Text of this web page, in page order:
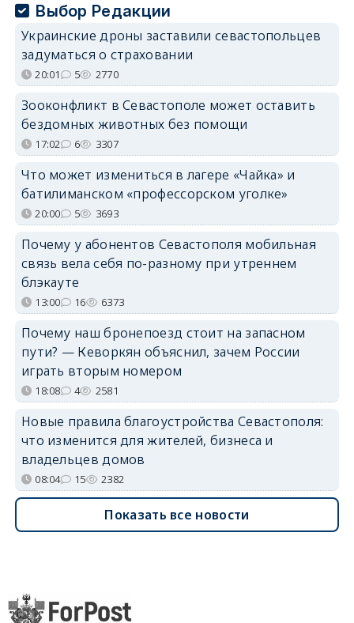
Выбор Редакции
Украинские дроны заставили севастопольцев
задуматься о страховании
20:01 5 2770
Зооконфликт в Севастополе может оставить
бездомных животных без помощи
17:02 6 3307
Что может измениться в лагере «Чайка» и
батилиманском «профессорском уголке»
20:00 5 3693
Почему у абонентов Севастополя мобильная
связь вела себя по-разному при утреннем
блэкауте
13:00 16 6373
Почему наш бронепоезд стоит на запасном
пути? — Кеворкян объяснил, зачем России
играть вторым номером
18:08 4 2581
Новые правила благоустройства Севастополя:
что изменится для жителей, бизнеса и
владельцев домов
08:04 15 2382
Показать все новости